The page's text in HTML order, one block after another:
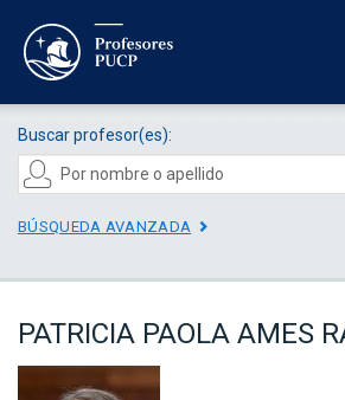
Buscar profesor(es):
BÚSQUEDA AVANZADA
PATRICIA PAOLA AMES